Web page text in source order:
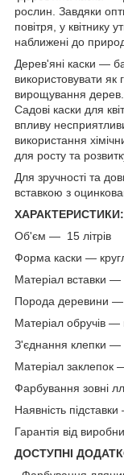
рослин. Завдяки
повітря, у
наближені до
Дерев'яні каски —
використовувати
вирощування дерев.
Садові каски для
впливу
використання
для росту та
Для зручності та
вставкою з
ХАРАКТЕРИСТИКИ:
Об'єм — 15 літрів
Форма каски —
Матеріал вставки —
Порода деревини —
Матеріал обручів —
З'єднання клепки —
Матеріал заклепок
Фарбування зовні
Наявність
Гарантія від
ДОСТУПНІ